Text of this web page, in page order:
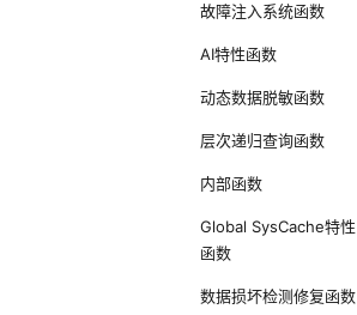
故障注入系统函数
AI特性函数
动态数据脱敏函数
层次递归查询函数
内部函数
Global SysCache特性
函数
数据损坏检测修复函数